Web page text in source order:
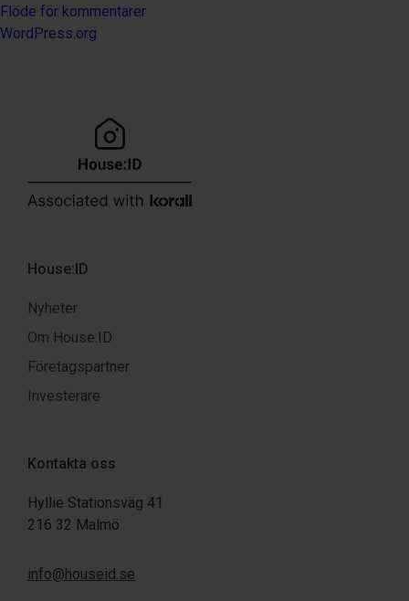
Flöde för kommentarer
WordPress.org
House:ID
Nyheter
Om House:ID
Företagspartner
Investerare
Kontakta oss
Hyllie Stationsväg 41
216 32 Malmö
info@houseid.se